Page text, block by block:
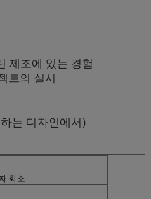
제조에 있는 경험
트의 실시
는 디자인에서)
화소